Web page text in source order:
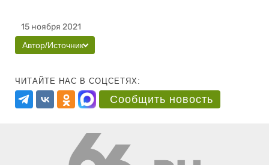
15 ноября 2021
Автор/Источник
ЧИТАЙТЕ НАС В СОЦСЕТЯХ:
Сообщить новость